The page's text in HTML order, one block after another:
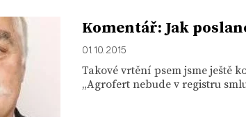
Komentář: Jak
01. 10. 2015
Takové vrtění psem jsme ještě
„Agrofert nebude v registru